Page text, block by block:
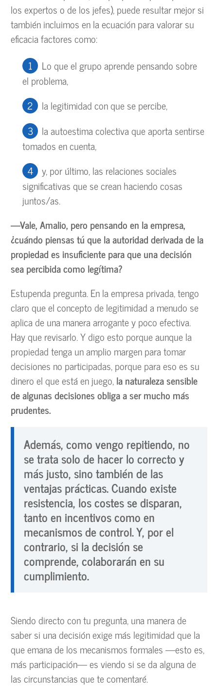
los expertos o de los jefes), puede resultar mejor si
también incluimos en la ecuación para valorar su
eficacia factores como:
Lo que el grupo aprende pensando sobre
el problema,
la legitimidad con que se percibe,
la autoestima colectiva que aporta sentirse
tomados en cuenta,
y, por último, las relaciones sociales
significativas que se crean haciendo cosas
juntos/as.
—Vale, Amalio, pero pensando en la empresa,
¿cuándo piensas tú que la autoridad derivada de la
propiedad es insuficiente para que una decisión
sea percibida como legítima?
Estupenda pregunta. En la empresa privada, tengo
claro que el concepto de legitimidad a menudo se
aplica de una manera arrogante y poco efectiva.
Hay que revisarlo. Y digo esto porque aunque la
propiedad tenga un amplio margen para tomar
decisiones no participadas, porque para eso es su
dinero el que está en juego,la naturaleza sensible
de algunas decisiones obliga a ser mucho más
prudentes.
Además, como vengo repitiendo, no
se trata solo de hacer lo correcto y
más justo, sino también de las
ventajas prácticas. Cuando existe
resistencia, los costes se disparan,
tanto en incentivos como en
mecanismos de control. Y, por el
contrario, si la decisión se
comprende, colaborarán en su
cumplimiento.
Siendo directo con tu pregunta, una manera de
saber si una decisión exige más legitimidad que la
que emana de los mecanismos formales —esto es,
más participación— es viendo si se da alguna de
las circunstancias que te comentaré.